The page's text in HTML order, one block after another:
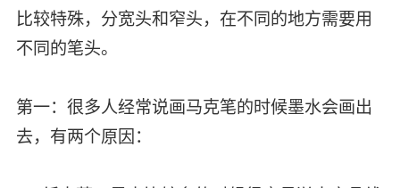
比较特殊，分宽头和窄头，在不同的地方需要用
不同的笔头。
第一：很多人经常说画马克笔的时候墨水会画出
去，有两个原因：